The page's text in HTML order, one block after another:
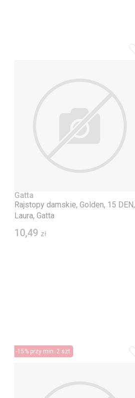
Gatta
Rajstopy damskie, Golden, 15 DEN,
Laura, Gatta
10,49 zł
-15% przy min. 2 szt.